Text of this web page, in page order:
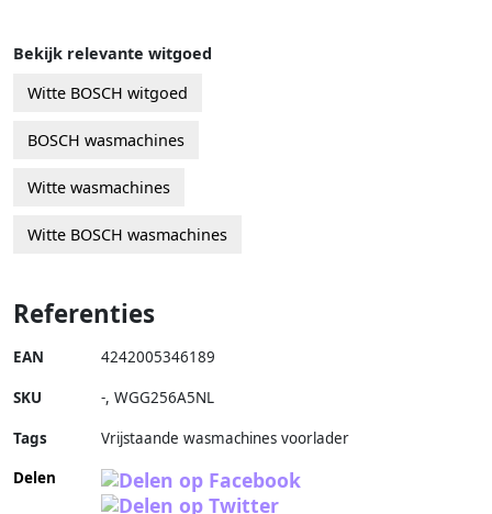
Bekijk relevante witgoed
Witte BOSCH witgoed
BOSCH wasmachines
Witte wasmachines
Witte BOSCH wasmachines
Referenties
EAN 4242005346189
SKU -, WGG256A5NL
Tags
Vrijstaande wasmachines voorlader
Delen